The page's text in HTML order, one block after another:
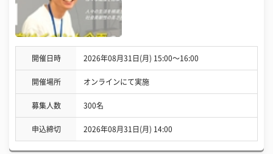
開催日時 2026年08月31日(月) 15:00〜16:00
開催場所 オンラインにて実施
募集人数 300名
申込締切 2026年08月31日(月) 14:00